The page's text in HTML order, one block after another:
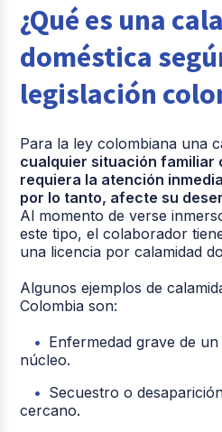
¿Qué es una
doméstica
legislación
Para la ley colombiana una
cualquier situación familiar
requiera la atención
por lo tanto, afecte su
Al momento de verse
este tipo, el colaborador
una licencia por calamidad
Algunos ejemplos de
Colombia son:
Enfermedad grave de
núcleo.
Secuestro o
cercano.